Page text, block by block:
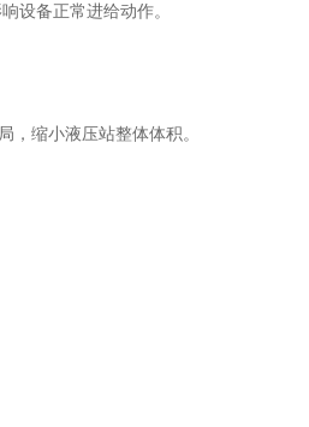
设备正常进给动作。
缩小液压站整体体积。